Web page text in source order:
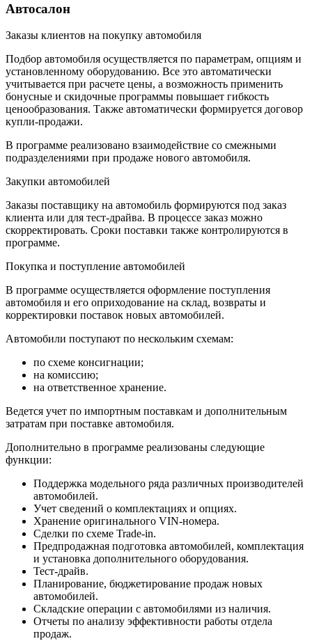
Автосалон
Заказы клиентов на покупку автомобиля
Подбор автомобиля осуществляется по параметрам, опциям и
установленному оборудованию. Все это автоматически
учитывается при расчете цены, а возможность применить
бонусные и скидочные программы повышает гибкость
ценообразования. Также автоматически формируется договор
купли-продажи.
В программе реализовано взаимодействие со смежными
подразделениями при продаже нового автомобиля.
Закупки автомобилей
Заказы поставщику на автомобиль формируются под заказ
клиента или для тест-драйва. В процессе заказ можно
скорректировать. Сроки поставки также контролируются в
программе.
Покупка и поступление автомобилей
В программе осуществляется оформление поступления
автомобиля и его оприходование на склад, возвраты и
корректировки поставок новых автомобилей.
Автомобили поступают по нескольким схемам:
по схеме консигнации;
на комиссию;
на ответственное хранение.
Ведется учет по импортным поставкам и дополнительным
затратам при поставке автомобиля.
Дополнительно в программе реализованы следующие
функции:
Поддержка модельного ряда различных производителей
автомобилей.
Учет сведений о комплектациях и опциях.
Хранение оригинального VIN-номера.
Сделки по схеме Trade-in.
Предпродажная подготовка автомобилей, комплектация
и установка дополнительного оборудования.
Тест-драйв.
Планирование, бюджетирование продаж новых
автомобилей.
Складские операции с автомобилями из наличия.
Отчеты по анализу эффективности работы отдела
продаж.